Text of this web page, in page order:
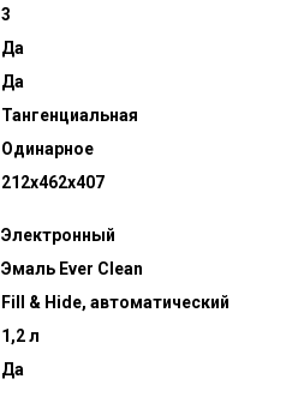
3
Да
Да
Тангенциальная
Одинарное
212x462x407
Электронный
Эмаль Ever Clean
Fill & Hide, автоматический
1,2 л
Да